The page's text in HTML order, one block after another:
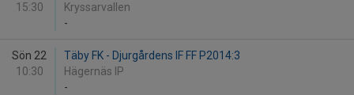
15:30
Kryssarvallen
-
Sön 22
10:30
Täby FK - Djurgårdens IF FF P2014:3
Hägernäs IP
-